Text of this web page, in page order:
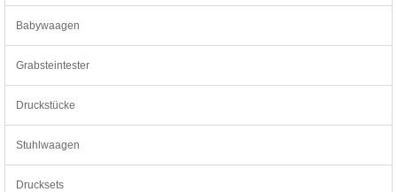
Babywaagen
Grabsteintester
Druckstücke
Stuhlwaagen
Drucksets